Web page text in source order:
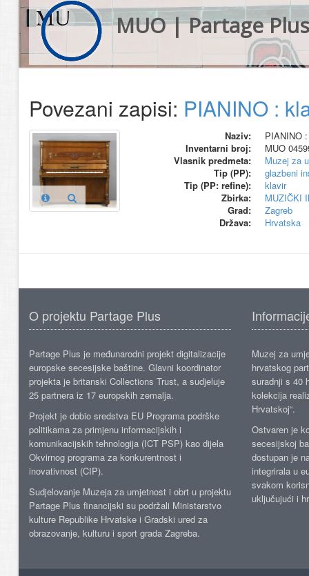
MUO | Partage Plus
Povezani zapisi: PIANINO :
Naziv:
PIANINO
Inventarni broj:
MUO
Vlasnik predmeta:
Muzej za
Tip (PP):
glazbeni
Tip (PP: refine):
klavir
Zbirka:
MUZIČKI
Grad:
Zagreb
Država:
Hrvatska
O projektu Partage Plus
Partage Plus je međunarodni projekt digitalizacije
europske secesijske baštine. Glavni koordinator
projekta je britanski Collections Trust, a sudjeluje
25 partnera iz 17 europskih zemalja.
Projekt je dobio sredstva EU Programa podrške
politikama za primjenu informacijskih i
komunikacijskih tehnologija (ICT PSP) kao dijela
Okvirnog programa za konkurentnost i
inovativnost (CIP).
Sudjelovanje Muzeja za umjetnost i obrt u projektu
Partage Plus financijski su podržali Ministarstvo
kulture Republike Hrvatske i Gradski ured za
obrazovanje, kulturu i sport grada Zagreba.
Muzej za
hrvatskog
suradnji s 40
kolekcija
Hrvatskoj“.
Ostvaren je
secesijskoj
dostupan je
integrirala u
svakom
uključujući i